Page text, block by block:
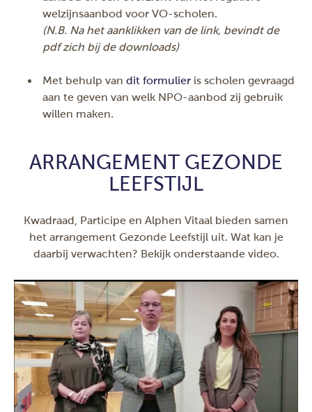
welzijnsaanbod voor VO-scholen.
(N.B. Na het aanklikken van de link, bevindt de
pdf zich bij de downloads)
Met behulp van dit formulier is scholen gevraagd
aan te geven van welk NPO-aanbod zij gebruik
willen maken.
ARRANGEMENT GEZONDE
LEEFSTIJL
Kwadraad, Participe en Alphen Vitaal bieden samen
het arrangement Gezonde Leefstijl uit. Wat kan je
daarbij verwachten? Bekijk onderstaande video.